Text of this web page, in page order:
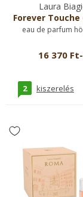
Laura
Forever
eau de parfum
16 370
2 kiszerelés